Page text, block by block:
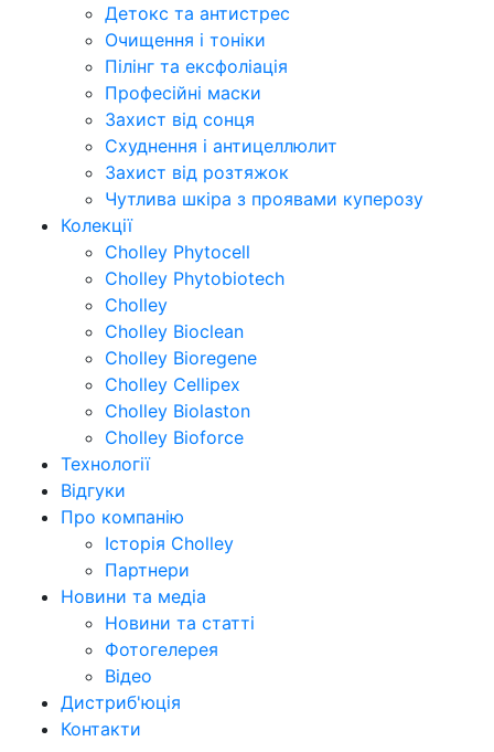
Детокс та антистрес
Очищення і тоніки
Пілінг та ексфоліація
Професійні маски
Захист від сонця
Схуднення і антицеллюлит
Захист від розтяжок
Чутлива шкіра з проявами куперозу
Колекції
Cholley Phytocell
Cholley Phytobiotech
Cholley
Cholley Bioclean
Cholley Bioregene
Cholley Cellipex
Cholley Biolaston
Cholley Bioforce
Технології
Відгуки
Про компанію
Історія Cholley
Партнери
Новини та медіа
Новини та статті
Фотогелерея
Відео
Дистриб'юція
Контакти